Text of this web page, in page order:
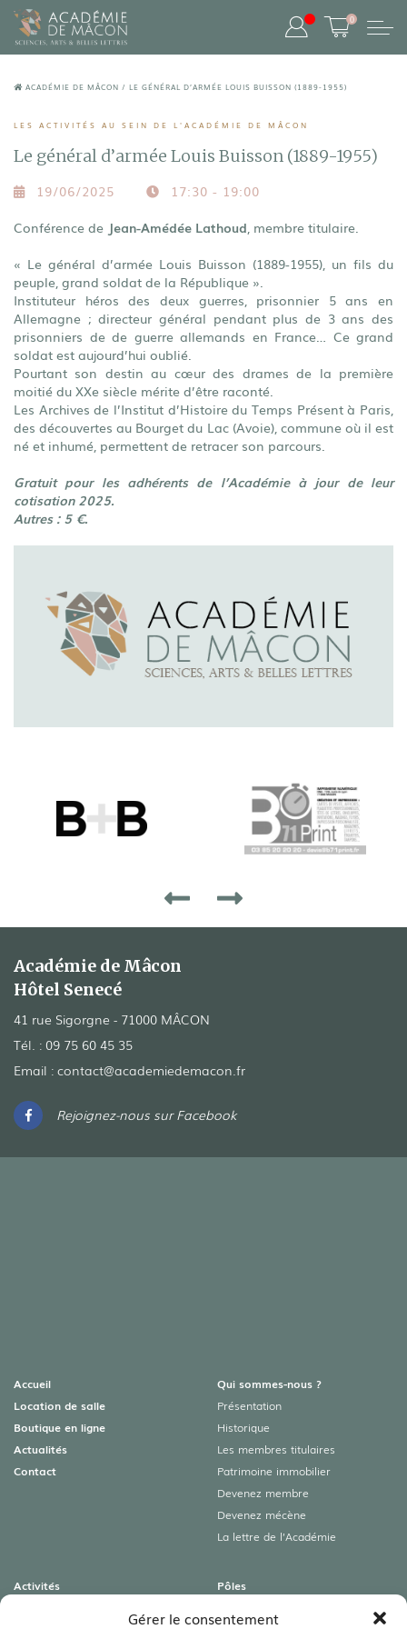
Gérer le consentement
0
ACADÉMIE DE MÂCON / LE GÉNÉRAL D’ARMÉE LOUIS BUISSON (1889-1955)
LES ACTIVITÉS AU SEIN DE L'ACADÉMIE DE MÂCON
Le général d’armée Louis Buisson (1889-1955)
19/06/2025
17:30 - 19:00
Conférence de Jean-Amédée Lathoud, membre titulaire.
« Le général d’armée Louis Buisson (1889-1955), un fils du
peuple, grand soldat de la République ».
Instituteur héros des deux guerres, prisonnier 5 ans en
Allemagne ; directeur général pendant plus de 3 ans des
prisonniers de de guerre allemands en France… Ce grand
soldat est aujourd’hui oublié.
Pourtant son destin au cœur des drames de la première
moitié du XXe siècle mérite d’être raconté.
Les Archives de l’Institut d’Histoire du Temps Présent à Paris,
des découvertes au Bourget du Lac (Avoie), commune où il est
né et inhumé, permettent de retracer son parcours.
Gratuit pour les adhérents de l’Académie à jour de leur
cotisation 2025.
Autres : 5 €.
Académie de Mâcon
Hôtel Senecé
41 rue Sigorgne - 71000 MÂCON
Tél. : 09 75 60 45 35
Email : contact@academiedemacon.fr
Rejoignez-nous sur Facebook
Accueil
Location de salle
Boutique en ligne
Actualités
Contact
Qui sommes-nous ?
Présentation
Historique
Les membres titulaires
Patrimoine immobilier
Devenez membre
Devenez mécène
La lettre de l’Académie
Activités
Pôles